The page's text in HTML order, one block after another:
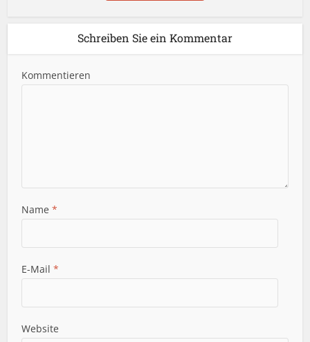
Schreiben Sie ein Kommentar
Kommentieren
Name*
E-Mail*
Website